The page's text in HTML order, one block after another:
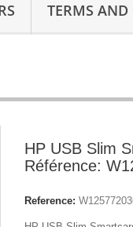
TERMS AND
HP USB Slim
Référence:
Reference: